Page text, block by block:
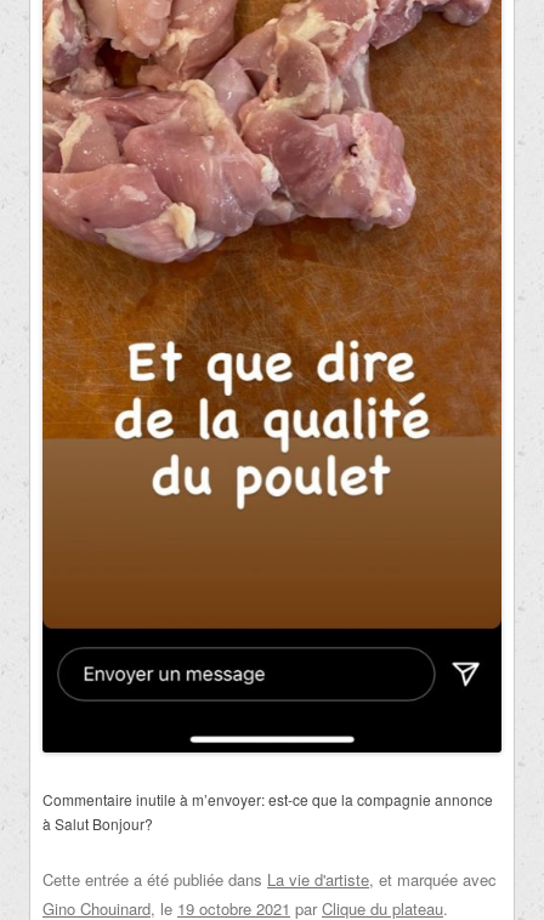
Commentaire inutile à m’envoyer:est-ce que la compagnie annonce
à Salut Bonjour?
Cette entrée a été publiée dans La vie d'artiste, et marquée avec
Gino Chouinard, le 19 octobre 2021 par Clique du plateau.